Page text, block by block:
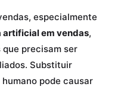
especialmente
em vendas,
precisam ser
Substituir
pode causar